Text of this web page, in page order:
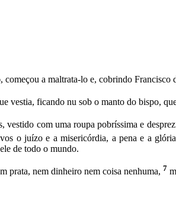
a maltrata-lo e, cobrindo
vestia, ficando nu sob o manto do bispo,
vestido com uma roupa pobríssima e
o juízo e a misericórdia, a pena e a
de todo o mundo.
prata, nem dinheiro nem coisa nenhuma, 7